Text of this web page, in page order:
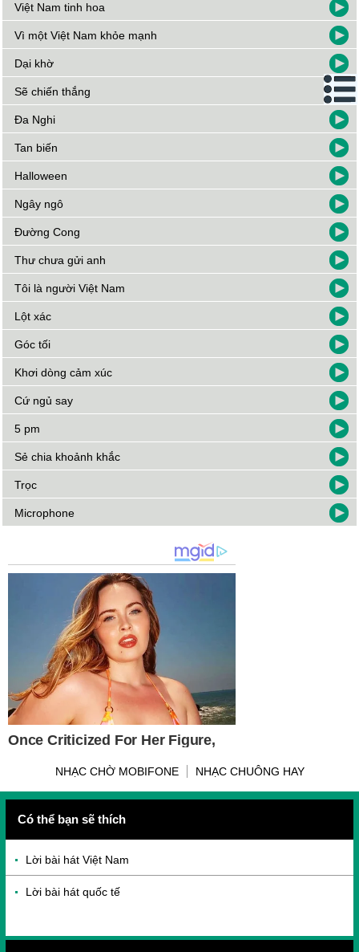
Việt Nam tinh hoa
Vì một Việt Nam khỏe mạnh
Dại khờ
Sẽ chiến thắng
Đa Nghi
Tan biến
Halloween
Ngây ngô
Đường Cong
Thư chưa gửi anh
Tôi là người Việt Nam
Lột xác
Góc tối
Khơi dòng cảm xúc
Cứ ngủ say
5 pm
Sẻ chia khoảnh khắc
Trọc
Microphone
NHẠC CHỜ MOBIFONE NHẠC CHUÔNG HAY
Có thể bạn sẽ thích
Lời bài hát Việt Nam
Lời bài hát quốc tế